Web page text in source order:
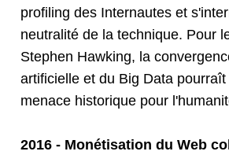
profiling des Internautes et
neutralité de la technique. Pour
Stephen Hawking, la
artificielle et du Big Data
menace historique pour
2016 - Monétisation du Web